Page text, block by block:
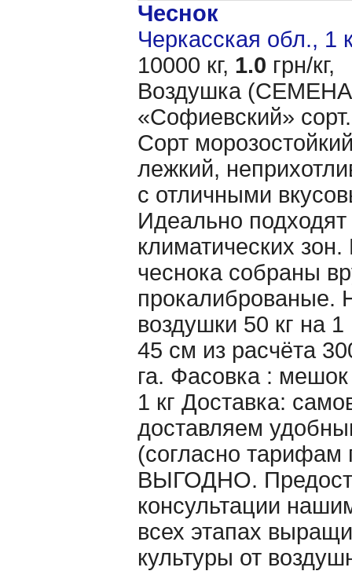
Чеснок
Черкасская обл., 1
10000 кг, 1.0 грн/кг,
Воздушка (CЕМЕНА
«Cофиевский»
Сорт
лежкий,
с отличными
Идеально
климатических
чеснока собраны
прокалиброваные.
воздушки 50 кг на
45 см из расчёта
га. Фасовка :
1 кг Доставка:
доставляем
(согласно тарифам
ВЫГОДНО.
консультации
всех этапах
культуры от